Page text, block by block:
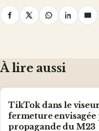
PartagerPartagerPartagerPartager
À lire aussi
TikTok dans le
fermeture
propagande du M23